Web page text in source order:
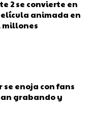
2 se convierte en
animada en
millones
se enoja con fans
grabando y